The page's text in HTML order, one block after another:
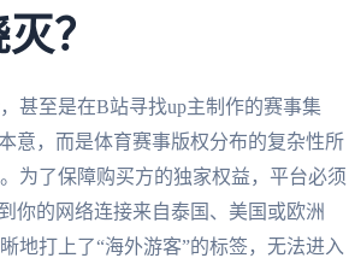
？
甚至是在B站寻找up主制作的赛事集
意，而是体育赛事版权分布的复杂性所
为了保障购买方的独家权益，平台必须
你的网络连接来自泰国、美国或欧洲
地打上了“海外游客”的标签，无法进入